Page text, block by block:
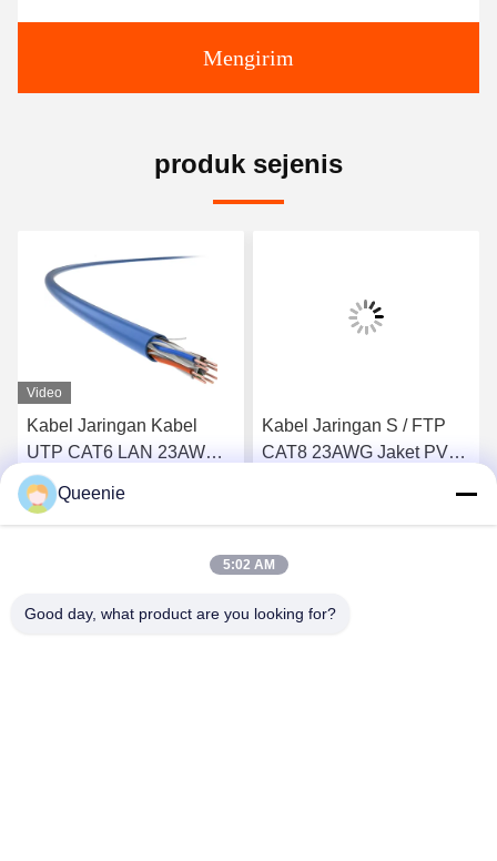
Mengirim
produk sejenis
Video
Kabel Jaringan Kabel
UTP CAT6 LAN 23AWG
Jaket PVC Tembaga
Telanjang
Dapatkan Harga Terbaik
Kabel Jaringan S / FTP
CAT8 23AWG Jaket PVC
Dapatkan Harga Terbaik
Queenie
5:02 AM
Good day, what product are you looking for?